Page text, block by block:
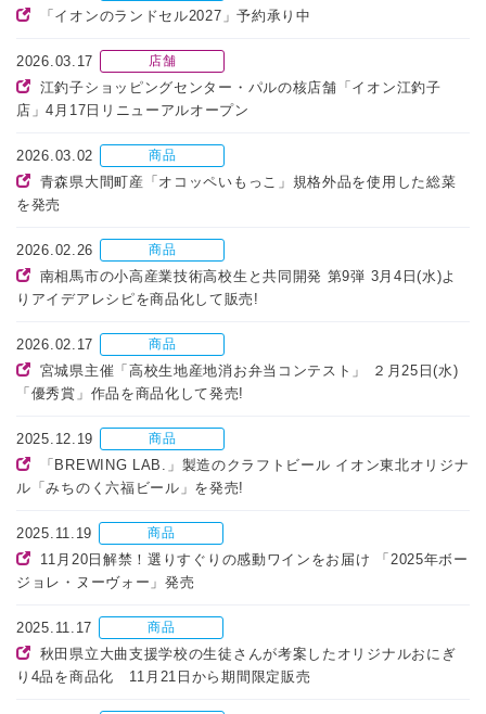
「イオンのランドセル2027」予約承り中
2026.03.17 店舗
江釣子ショッピングセンター・パルの核店舗「イオン江釣子
店」4月17日リニューアルオープン
2026.03.02 商品
青森県大間町産「オコッペいもっこ」規格外品を使用した総菜
を発売
2026.02.26 商品
南相馬市の小高産業技術高校生と共同開発 第9弾 3月4日(水)よ
りアイデアレシピを商品化して販売!
2026.02.17 商品
宮城県主催「高校生地産地消お弁当コンテスト」 ２月25日(水)
「優秀賞」作品を商品化して発売!
2025.12.19 商品
「BREWING LAB.」製造のクラフトビール イオン東北オリジナ
ル「みちのく六福ビール」を発売!
2025.11.19 商品
11月20日解禁！選りすぐりの感動ワインをお届け 「2025年ボー
ジョレ・ヌーヴォー」発売
2025.11.17 商品
秋田県立大曲支援学校の生徒さんが考案したオリジナルおにぎ
り4品を商品化 11月21日から期間限定販売